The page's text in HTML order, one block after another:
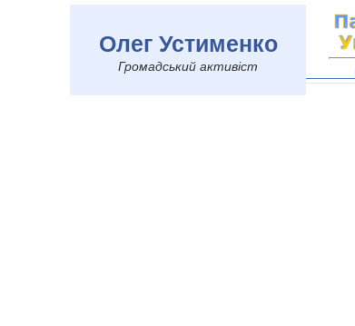
Олег Устименко
Громадський активіст